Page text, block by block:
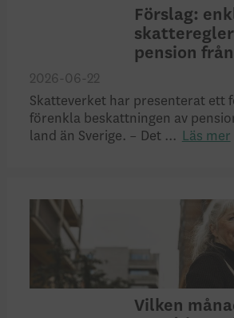
Förslag:
pension
2026-06-22
Skatteverket har presenterat ett
förenkla beskattningen av
land än Sverige. – Det ...
Läs mer
Vilken